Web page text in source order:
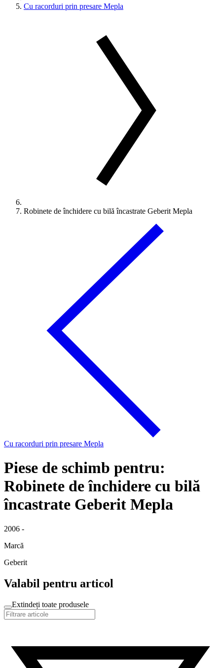
Cu racorduri prin presare Mepla
Robinete de închidere cu bilă încastrate Geberit Mepla
Cu racorduri prin presare Mepla
Piese de schimb pentru:
Robinete de închidere cu bilă
încastrate Geberit Mepla
2006 -
Marcă
Geberit
Valabil pentru articol
Extindeți toate produsele